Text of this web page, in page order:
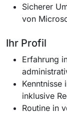
Sicherer
von
Ihr Profil
Erfahrung
Kenntnisse
inklusive
Routine in